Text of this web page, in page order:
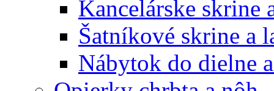
Kancelárske skrine
Šatníkové skrine a
Nábytok do dielne